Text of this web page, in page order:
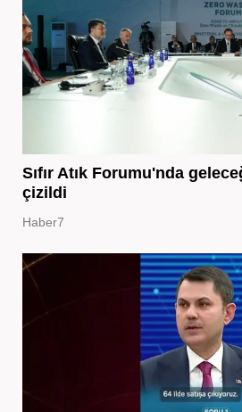
Sıfır Atık Forumu'nda
çizildi
Haber7